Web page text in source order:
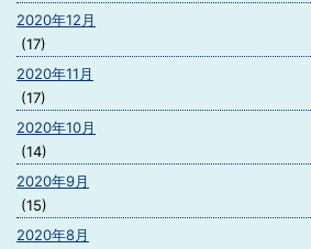
2020年12月
(17)
2020年11月
(17)
2020年10月
(14)
2020年9月
(15)
2020年8月